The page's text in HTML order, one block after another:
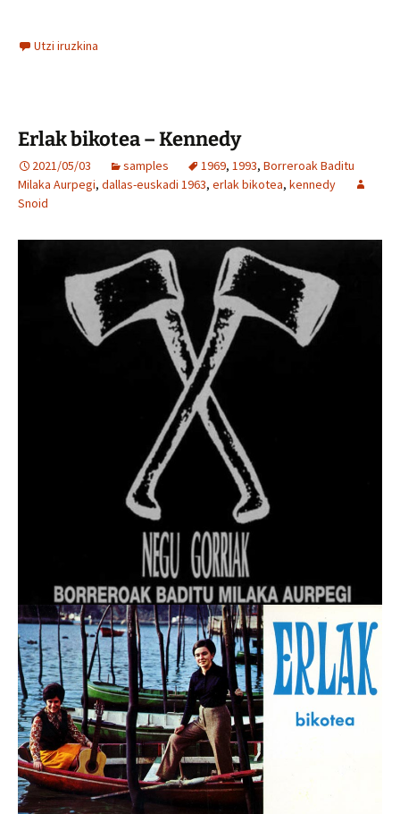
Utzi iruzkina
Erlak bikotea – Kennedy
2021/05/03 samples 1969, 1993, Borreroak Baditu
Milaka Aurpegi, dallas-euskadi 1963, erlak bikotea, kennedy
Snoid